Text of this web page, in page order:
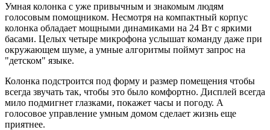
Умная колонка с уже привычным и знакомым людям
голосовым помощником. Несмотря на компактный корпус
колонка обладает мощными динамиками на 24 Вт с яркими
басами. Целых четыре микрофона услышат команду даже при
окружающем шуме, а умные алгоритмы поймут запрос на
"детском" языке.
Колонка подстроится под форму и размер помещения чтобы
всегда звучать так, чтобы это было комфортно. Дисплей всегда
мило подмигнет глазками, покажет часы и погоду. А
голосовое управление умным домом сделает жизнь еще
приятнее.